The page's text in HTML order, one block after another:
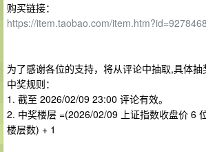
购买链接：
https://item.taobao.com/
为了感谢各位的支持，将从评论中抽取,具体抽
中奖规则：
1. 截至 2026/02/09 23:00 评论有效。
2. 中奖楼层 =(2026/02/09 上证指数收盘价 6
楼层数) + 1